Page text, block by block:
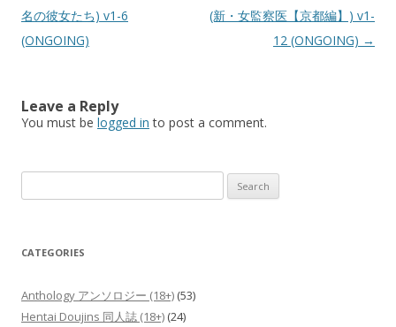
navigation
名の彼女たち) v1-6
(ONGOING)
(新・女監察医【京都編】) v1-
12 (ONGOING) →
Leave a Reply
You must be logged in to post a comment.
for:
CATEGORIES
Anthology アンソロジー (18+) (53)
Hentai Doujins 同人誌 (18+) (24)